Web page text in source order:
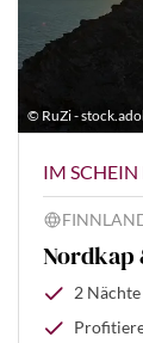
© RuZi -
IM SCHEIN
Nordkap
2